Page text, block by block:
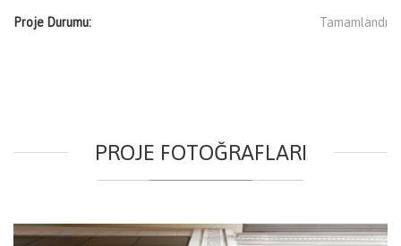
Proje Durumu: Tamamlandı
PROJE FOTOĞRAFLARI